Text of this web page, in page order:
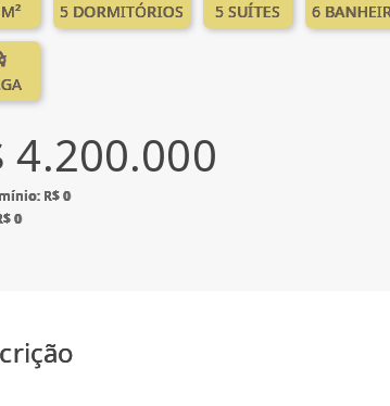
5 DORMITÓRIOS 5 SUÍTES 6
4.200.000
R$ 0
0